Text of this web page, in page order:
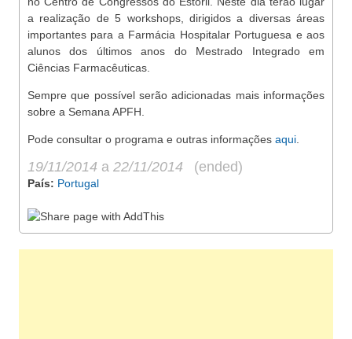
a realização de 5 workshops, dirigidos a diversas áreas
importantes para a Farmácia Hospitalar Portuguesa e aos
alunos dos últimos anos do Mestrado Integrado em
Ciências Farmacêuticas.
Sempre que possível serão adicionadas mais informações
sobre a Semana APFH.
Pode consultar o programa e outras informações aqui
19/11/2014 a 22/11/2014 (ended)
País: Portugal